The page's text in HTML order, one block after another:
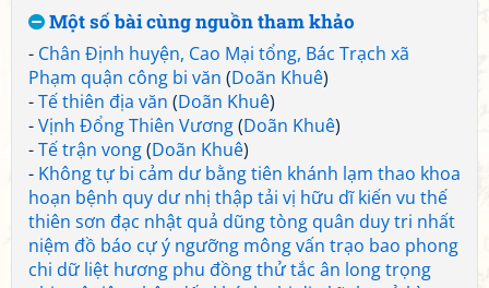
Một số bài cùng nguồn tham khảo
- Chân Định huyện, Cao Mại tổng, Bác Trạch xã
Phạm quận công bi văn (Doãn Khuê)
-Tế thiên địa văn (Doãn Khuê)
-Vịnh Đổng Thiên Vương(Doãn Khuê)
-Tế trận vong(Doãn Khuê)
- Không tự bi cảm dư bằng tiên khánh lạm thao khoa
hoạn bệnh quy dư nhị thập tải vị hữu dĩ kiến vu thế
thiên sơn đạc nhật quả dũng tòng quân duy tri nhất
niệm đồ báo cự ý ngưỡng mông vấn trạo bao phong
chi dữ liệt hương phu đồng thử tắc ân long trọng